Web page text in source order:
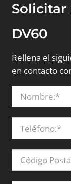
Solicitar
DV60
Rellena el
en contacto